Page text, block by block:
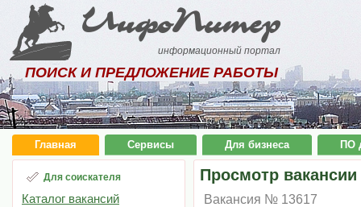
ИнфоПитер
информационный портал
ПОИСК И ПРЕДЛОЖЕНИЕ РАБОТЫ
Главная Сервисы Для бизнеса ПО
Для соискателя
Каталог вакансий
Просмотр вакансии
Вакансия № 13617